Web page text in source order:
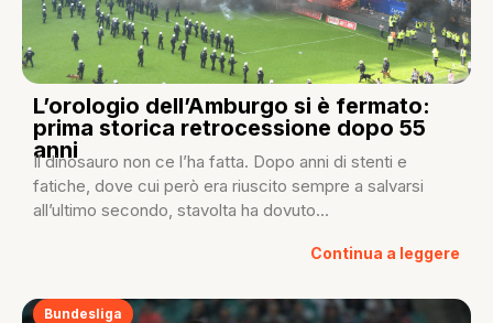
L’orologio dell’Amburgo si è fermato:
prima storica retrocessione dopo 55
anni
Il dinosauro non ce l’ha fatta. Dopo anni di stenti e
fatiche, dove cui però era riuscito sempre a salvarsi
all’ultimo secondo, stavolta ha dovuto...
Continua a leggere
Bundesliga